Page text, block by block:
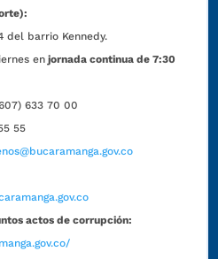
del barrio Kennedy.
en jornada continua de 7:30
633 70 00
55
actos de corrupción: